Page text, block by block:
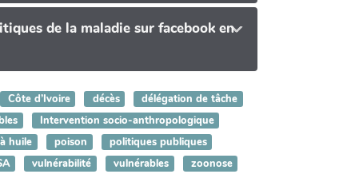
de la maladie sur facebook en
Côte d’Ivoire décès
délégation de tâche
Intervention socio-anthropologique
huile poison
politiques publiques
vulnérabilité vulnérables
zoonose